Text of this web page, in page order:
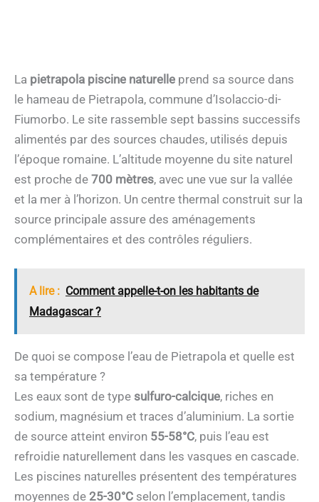
La pietrapola piscine naturelle prend sa source dans
le hameau de Pietrapola, commune d’Isolaccio-di-
Fiumorbo. Le site rassemble sept bassins successifs
alimentés par des sources chaudes, utilisés depuis
l’époque romaine. L’altitude moyenne du site naturel
est proche de 700 mètres, avec une vue sur la vallée
et la mer à l’horizon. Un centre thermal construit sur la
source principale assure des aménagements
complémentaires et des contrôles réguliers.
A lire : Comment appelle-t-on les habitants de
Madagascar ?
De quoi se compose l’eau de Pietrapola et quelle est
sa température ?
Les eaux sont de type sulfuro-calcique, riches en
sodium, magnésium et traces d’aluminium. La sortie
de source atteint environ 55-58°C, puis l’eau est
refroidie naturellement dans les vasques en cascade.
Les piscines naturelles présentent des températures
moyennes de 25-30°C selon l’emplacement, tandis